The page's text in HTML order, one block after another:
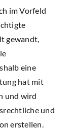
im Vorfeld
gewandt,
eine
hat mit
und wird
und
erstellen.